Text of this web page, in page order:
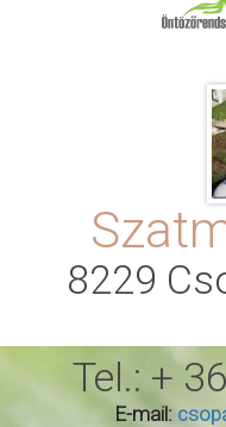
8229
Tel.: +
E-mail: